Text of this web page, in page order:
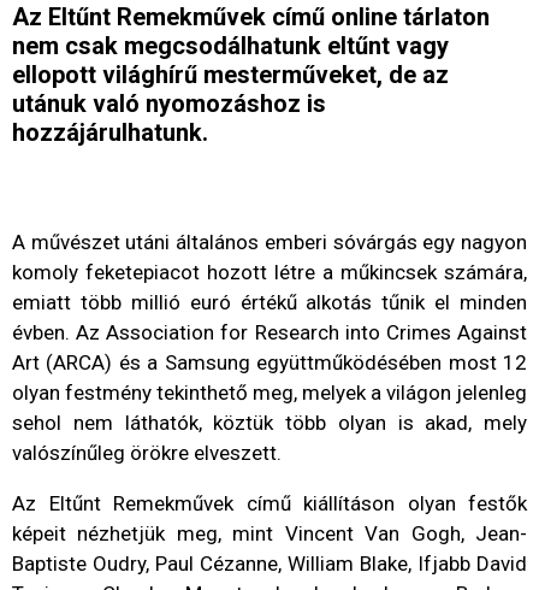
Az Eltűnt Remekművek című online tárlaton
nem csak megcsodálhatunk eltűnt vagy
ellopott világhírű mesterműveket, de az
utánuk való nyomozáshoz is
hozzájárulhatunk.
A művészet utáni általános emberi sóvárgás egy nagyon
komoly feketepiacot hozott létre a műkincsek számára,
emiatt több millió euró értékű alkotás tűnik el minden
évben. Az Association for Research into Crimes Against
Art (ARCA) és a Samsung együttműködésében most 12
olyan festmény tekinthető meg, melyek a világon jelenleg
sehol nem láthatók, köztük több olyan is akad, mely
valószínűleg örökre elveszett.
Az Eltűnt Remekművek című kiállításon olyan festők
képeit nézhetjük meg, mint Vincent Van Gogh, Jean-
Baptiste Oudry, Paul Cézanne, William Blake, Ifjabb David